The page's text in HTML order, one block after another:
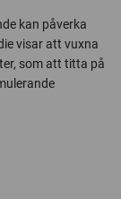
kan påverka
visar att vuxna
som att titta på